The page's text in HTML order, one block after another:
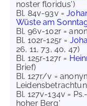
noster floridus')
Bl. 84v-93v =
Wüste am
Bl. 96v-102r =
Bl. 102r-125r =
26, 11, 73, 40, 47)
Bl. 125r-127r =
Brief)
Bl. 127r/v =
Bl. 127v-134v =
hoher Berg'